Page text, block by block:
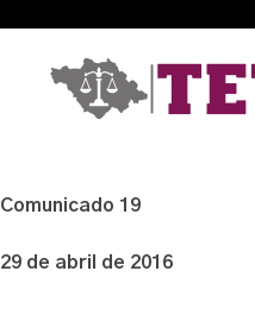
Comunicado 19
29 de abril de 2016